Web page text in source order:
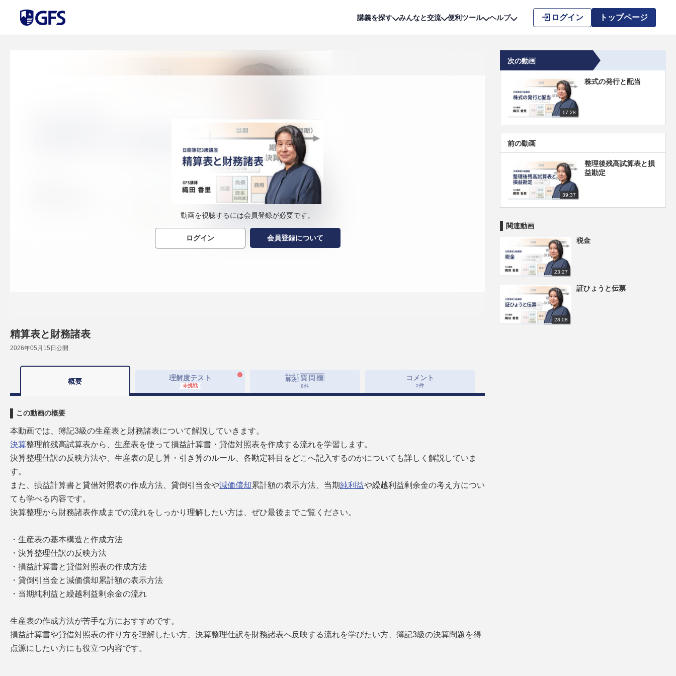
講義を探す みんなと交流 便利ツール ヘルプ ログイン トップページ
動画を視聴するには会員登録が必要です。
ログイン 会員登録について
精算表と財務諸表
2026年05月15日 公開
概要 理解度テスト
未挑戦 0件
コメント
2件
この動画の概要
本動画では、簿記3級の生産表と財務諸表について解説していきます。
決算整理前残高試算表から、生産表を使って損益計算書・貸借対照表を作成する流れを学習します。
決算整理仕訳の反映方法や、生産表の足し算・引き算のルール、各勘定科目をどこへ記入するのかについても詳しく解説していま
す。
また、損益計算書と貸借対照表の作成方法、貸倒引当金や減価償却累計額の表示方法、当期純利益や繰越利益剰余金の考え方につい
ても学べる内容です。
決算整理から財務諸表作成までの流れをしっかり理解したい方は、ぜひ最後までご覧ください。
・生産表の基本構造と作成方法
・決算整理仕訳の反映方法
・損益計算書と貸借対照表の作成方法
・貸倒引当金と減価償却累計額の表示方法
・当期純利益と繰越利益剰余金の流れ
生産表の作成方法が苦手な方におすすめです。
損益計算書や貸借対照表の作り方を理解したい方、決算整理仕訳を財務諸表へ反映する流れを学びたい方、簿記3級の決算問題を得
点源にしたい方にも役立つ内容です。
次の動画
17:28
株式の発行と配当
前の動画
39:37
整理後残高試算表と損
益勘定
関連動画
23:27
税金
28:08
証ひょうと伝票